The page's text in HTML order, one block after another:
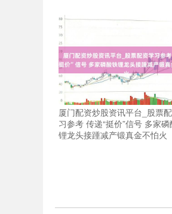
厦门配资炒股资讯平台_股票
习参考 传递“挺价”信号 多家
锂龙头接踵减产锻真金不怕火